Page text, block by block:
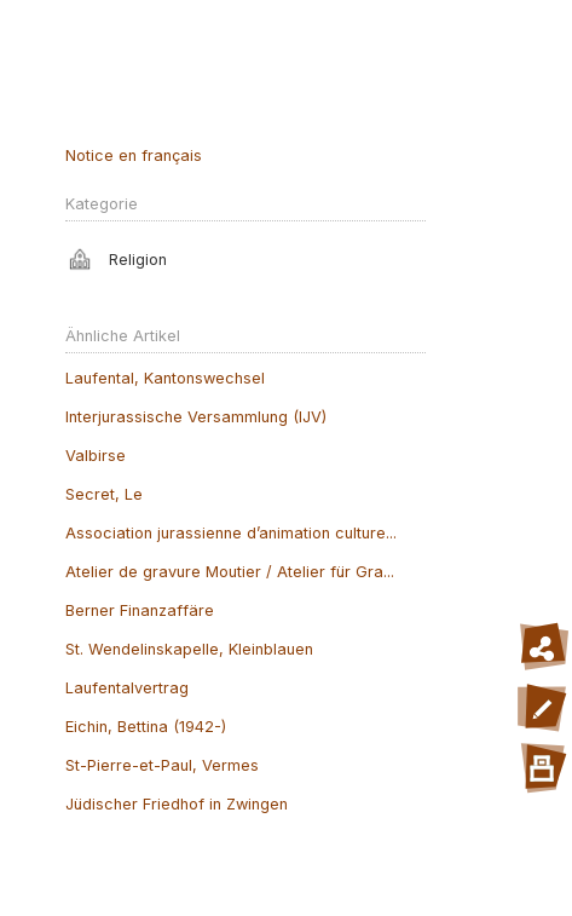
Notice en français
Kategorie
Religion
Ähnliche Artikel
Laufental, Kantonswechsel
Interjurassische Versammlung (IJV)
Valbirse
Secret, Le
Association jurassienne d’animation culture...
Atelier de gravure Moutier / Atelier für Gra...
Berner Finanzaffäre
St. Wendelinskapelle, Kleinblauen
Laufentalvertrag
Eichin, Bettina (1942-)
St-Pierre-et-Paul, Vermes
Jüdischer Friedhof in Zwingen